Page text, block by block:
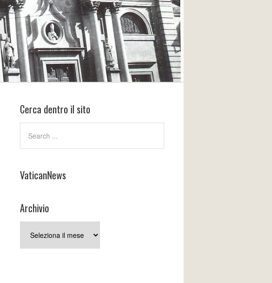
Cerca dentro il sito
VaticanNews
Archivio